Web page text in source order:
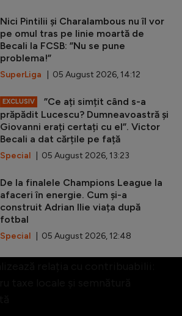
Nici Pintilii și Charalambous nu îl vor
pe omul tras pe linie moartă de
Becali la FCSB: ”Nu se pune
problema!”
SuperLiga | 05 August 2026, 14:12
EXCLUSIV
”Ce ați simțit când s-a
prăpădit Lucescu? Dumneavoastră și
Giovanni erați certați cu el”. Victor
Becali a dat cărțile pe față
Special | 05 August 2026, 13:23
De la finalele Champions League la
afaceri în energie. Cum și-a
construit Adrian Ilie viața după
fotbal
Special | 05 August 2026, 12:48